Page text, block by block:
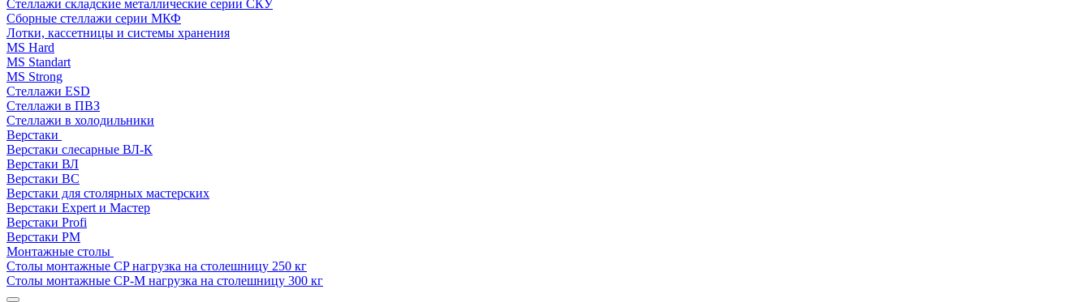
Стеллажи складские металлические серии СКУ
Сборные стеллажи серии МКФ
Лотки, кассетницы и системы хранения
MS Hard
MS Standart
MS Strong
Стеллажи ESD
Стеллажи в ПВЗ
Стеллажи в холодильники
Верстаки
Верстаки слесарные ВЛ-К
Верстаки ВЛ
Верстаки ВС
Верстаки для столярных мастерских
Верстаки Expert и Мастер
Верстаки Profi
Верстаки РМ
Монтажные столы
Столы монтажные СP нагрузка на столешницу 250 кг
Столы монтажные СР-М нагрузка на столешницу 300 кг